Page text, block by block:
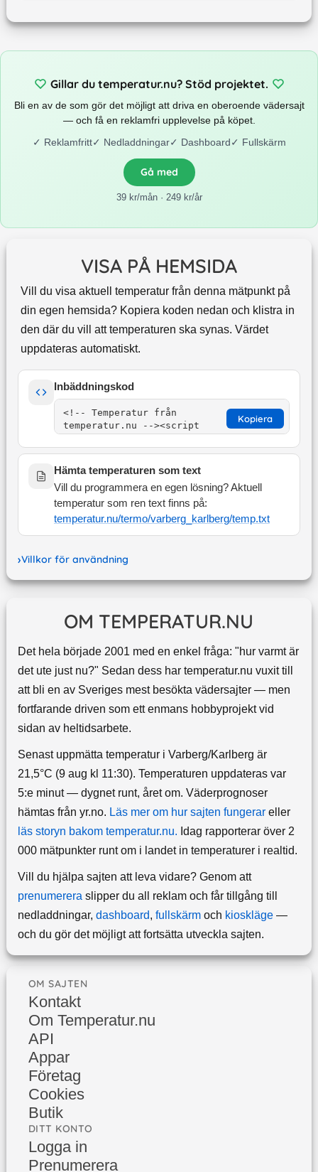
Gillar du temperatur.nu? Stöd projektet.
Bli en av de som gör det möjligt att driva en oberoende vädersajt
— och få en reklamfri upplevelse på köpet.
✓ Reklamfritt✓ Nedladdningar✓ Dashboard✓ Fullskärm
Gå med
39 kr/mån · 249 kr/år
VISA PÅ HEMSIDA
Vill du visa aktuell temperatur från denna mätpunkt på
din egen hemsida? Kopiera koden nedan och klistra in
den där du vill att temperaturen ska synas. Värdet
uppdateras automatiskt.
Inbäddningskod
Kopiera
Hämta temperaturen som text
Vill du programmera en egen lösning? Aktuell
temperatur som ren text finns på:
temperatur.nu/termo/varberg_karlberg/temp.txt
Villkor för användning
OM TEMPERATUR.NU
Det hela började 2001 med en enkel fråga: "hur varmt är
det ute just nu?" Sedan dess har temperatur.nu vuxit till
att bli en av Sveriges mest besökta vädersajter — men
fortfarande driven som ett enmans hobbyprojekt vid
sidan av heltidsarbete.
Senast uppmätta temperatur i Varberg/Karlberg är
21,5°C (9 aug kl 11:30). Temperaturen uppdateras var
5:e minut — dygnet runt, året om. Väderprognoser
hämtas från yr.no. Läs mer om hur sajten fungerareller
läs storyn bakom temperatur.nu. Idag rapporterar över 2
000 mätpunkter runt om i landet in temperaturer i realtid.
Vill du hjälpa sajten att leva vidare? Genom att
prenumereraslipper du all reklam och får tillgång till
nedladdningar, dashboard, fullskärmoch kioskläge—
och du gör det möjligt att fortsätta utveckla sajten.
OM SAJTEN
Kontakt
Om Temperatur.nu
API
Appar
Företag
Cookies
Butik
DITT KONTO
Logga in
Prenumerera